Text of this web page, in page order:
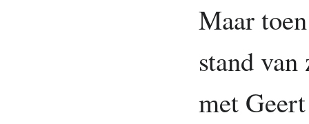
Maar
stand
met